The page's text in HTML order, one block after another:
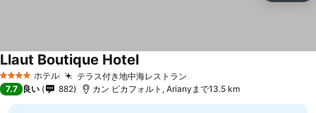
4 ホテルのランク
ホテル テラス付き地中海レストラン
Llaut Boutique Hotel料金を表示
7.7 良い 882 カン ピカフォルト, Arianyまで13.5 km